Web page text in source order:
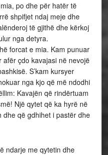
po dhe për hatër të
shpifjet ndaj meje dhe
të gjithë dhe kërkoj
nga detyra.
forcat e mia. Kam punuar
çdo kavajasi në nevojë
S’kam kursyer
nga kjo që më ndodhi
Kavajën që rindërtuam
Një qytet që ka hyrë në
që gdhihet i pastër dhe
ndarje me qytetin dhe